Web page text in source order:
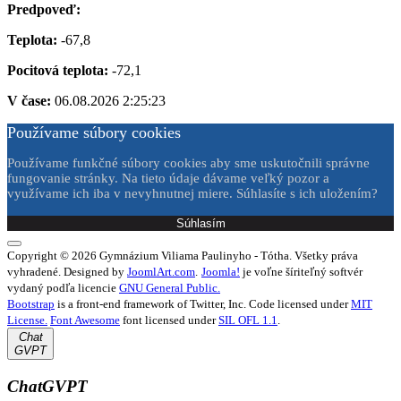
Predpoveď:
Teplota: -67,8
Pocitová teplota: -72,1
V čase: 06.08.2026 2:25:23
Používame súbory cookies
Používame funkčné súbory cookies aby sme uskutočnili správne
fungovanie stránky. Na tieto údaje dávame veľký pozor a
využívame ich iba v nevyhnutnej miere. Súhlasíte s ich uložením?
Súhlasím
Copyright © 2026 Gymnázium Viliama Paulinyho - Tótha. Všetky práva
vyhradené. Designed by JoomlArt.com. Joomla! je voľne šíriteľný softvér
vydaný podľa licencie GNU General Public.
Bootstrap is a front-end framework of Twitter, Inc. Code licensed underMIT
License. Font Awesome font licensed underSIL OFL 1.1.
Chat
GVPT
ChatGVPT